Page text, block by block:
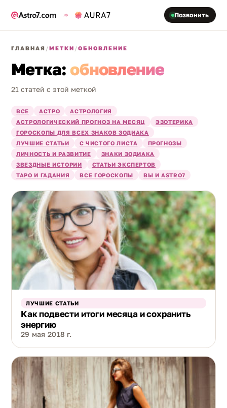
Позвонить
ГЛАВНАЯ /МЕТКИ /ОБНОВЛЕНИЕ
Метка:обновление
21 статей с этой меткой
ВСЕ АСТРО
АСТРОЛОГИЯ
АСТРОЛОГИЧЕСКИЙ ПРОГНОЗ НА МЕСЯЦ
ЭЗОТЕРИКА
ГОРОСКОПЫ ДЛЯ ВСЕХ ЗНАКОВ ЗОДИАКА
ЛУЧШИЕ СТАТЬИ
С ЧИСТОГО ЛИСТА
ПРОГНОЗЫ
ЛИЧНОСТЬ И РАЗВИТИЕ
ЗНАКИ ЗОДИАКА
ЗВЕЗДНЫЕ ИСТОРИИ
СТАТЬИ ЭКСПЕРТОВ
ТАРО И ГАДАНИЯ
ВСЕ ГОРОСКОПЫ ВЫ И ASTRO7
ЛУЧШИЕ СТАТЬИ
Как подвести итоги месяца и сохранить
энергию
29 мая 2018 г.